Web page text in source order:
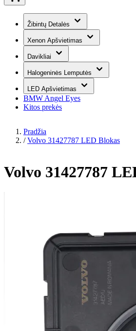
Žibintų Detalės
Xenon Apšvietimas
Davikliai
Halogeninės Lemputės
LED Apšvietimas
BMW Angel Eyes
Kitos prekės
Pradžia
/ Volvo 31427787 LED Blokas
Volvo 31427787